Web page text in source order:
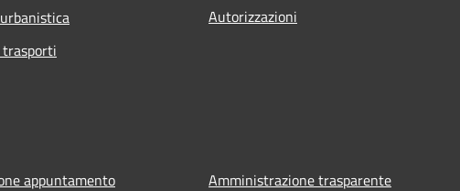
Autorizzazioni
appuntamento Amministrazione trasparente